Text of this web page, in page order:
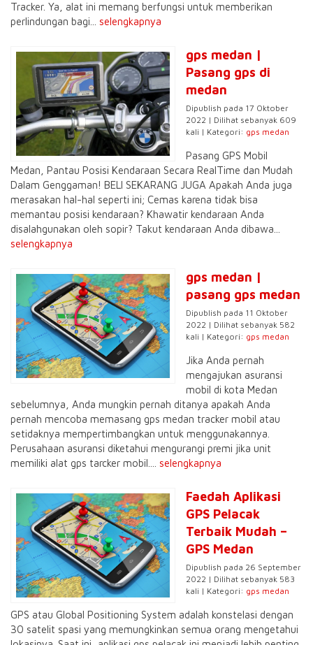
Tracker. Ya, alat ini memang berfungsi untuk memberikan
perlindungan bagi... selengkapnya
gps medan |
Pasang gps di
medan
Dipublish pada 17 Oktober
2022 | Dilihat sebanyak 609
kali | Kategori: gps medan
Pasang GPS Mobil
Medan, Pantau Posisi Kendaraan Secara RealTime dan Mudah
Dalam Genggaman! BELI SEKARANG JUGA Apakah Anda juga
merasakan hal-hal seperti ini; Cemas karena tidak bisa
memantau posisi kendaraan? Khawatir kendaraan Anda
disalahgunakan oleh sopir? Takut kendaraan Anda dibawa...
selengkapnya
gps medan |
pasang gps medan
Dipublish pada 11 Oktober
2022 | Dilihat sebanyak 582
kali | Kategori: gps medan
Jika Anda pernah
mengajukan asuransi
mobil di kota Medan
sebelumnya, Anda mungkin pernah ditanya apakah Anda
pernah mencoba memasang gps medan tracker mobil atau
setidaknya mempertimbangkan untuk menggunakannya.
Perusahaan asuransi diketahui mengurangi premi jika unit
memiliki alat gps tarcker mobil.... selengkapnya
Faedah Aplikasi
GPS Pelacak
Terbaik Mudah –
GPS Medan
Dipublish pada 26 September
2022 | Dilihat sebanyak 583
kali | Kategori: gps medan
GPS atau Global Positioning System adalah konstelasi dengan
30 satelit spasi yang memungkinkan semua orang mengetahui